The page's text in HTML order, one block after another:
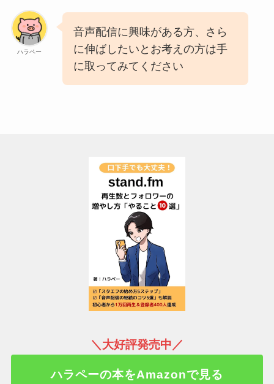
ハラペー
音声配信に興味がある方、さら
に伸ばしたいとお考えの方は手
に取ってみてください
＼大好評発売中／
ハラペーの本をAmazonで見る